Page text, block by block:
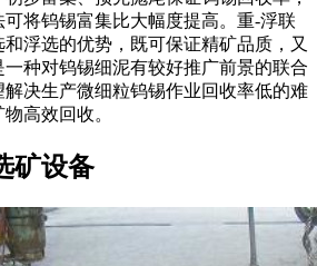
将钨锡富集比大幅度提高。重-浮联
浮选的优势，既可保证精矿品质，又
种对钨锡细泥有较好推广前景的联合
决生产微细粒钨锡作业回收率低的难
高效回收。
矿设备